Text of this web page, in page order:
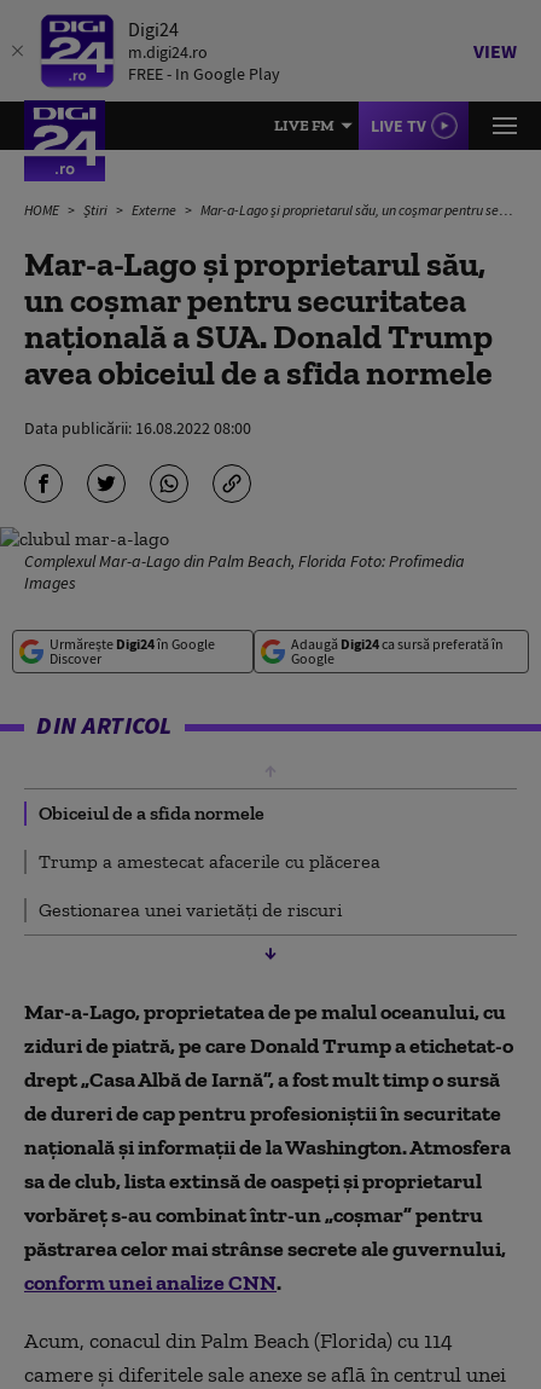
Digi24
m.digi24.ro
FREE - In Google Play
VIEW
LIVE FM LIVE TV
HOME Știri Externe Mar-a-Lago și proprietarul său, un coșmar pentru securitatea națională a SUA. Donald Trump avea obiceiul de a sfida normele
Mar-a-Lago și proprietarul său,
un coșmar pentru securitatea
națională a SUA. Donald Trump
avea obiceiul de a sfida normele
Data publicării: 16.08.2022 08:00
Complexul Mar-a-Lago din Palm Beach, Florida Foto: Profimedia
Images
Urmărește Digi24în Google
Discover
Adaugă Digi24ca sursă preferată în
Google
DIN ARTICOL
Obiceiul de a sfida normele
Trump a amestecat afacerile cu plăcerea
Gestionarea unei varietăți de riscuri
Mar-a-Lago, proprietatea de pe malul oceanului, cu
ziduri de piatră, pe care Donald Trump a etichetat-o
drept ​​„Casa Albă de Iarnă”, a fost mult timp o sursă
de dureri de cap pentru profesioniștii în securitate
națională și informații de la Washington. Atmosfera
sa de club, lista extinsă de oaspeți și proprietarul
vorbăreț s-au combinat într-un „coșmar” pentru
păstrarea celor mai strânse secrete ale guvernului,
conform unei analize CNN.
Acum, conacul din Palm Beach (Florida) cu 114
camere și diferitele sale anexe se află în centrul unei